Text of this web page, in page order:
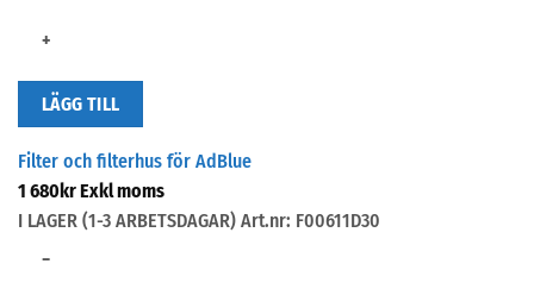
+
LÄGG TILL
Filter och filterhus för AdBlue
1 680krExkl moms
I LAGER (1-3 ARBETSDAGAR) Art.nr: F00611D30
−